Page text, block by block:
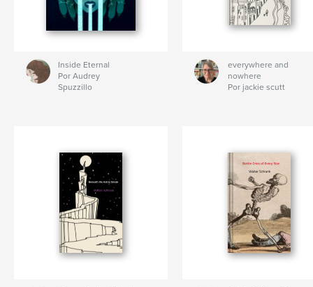
Inside Eternal
Por Audrey
Spuzzillo
everywhere and
nowhere
Por jackie scutt